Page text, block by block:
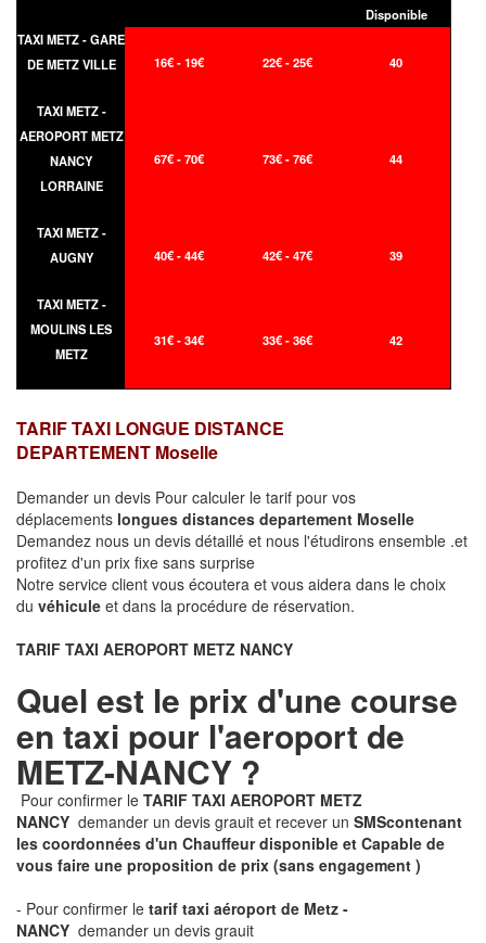
Disponible
TAXI METZ - GARE
DE METZ VILLE
16€ - 19€ 22€ - 25€ 40
TAXI METZ -
AEROPORT METZ
NANCY
LORRAINE
67€ - 70€ 73€ - 76€ 44
TAXI METZ -
AUGNY
40€ - 44€ 42€ - 47€ 39
TAXI METZ -
MOULINS LES
METZ
31€ - 34€ 33€ - 36€ 42
TARIF TAXI LONGUE DISTANCE
DEPARTEMENT Moselle
Demander un devis Pour calculer le tarif pour vos
déplacements longues distances departement Moselle
Demandez nous un devis détaillé et nous l'étudirons ensemble .et
profitez d'un prix fixe sans surprise
Notre service client vous écoutera et vous aidera dans le choix
du véhicule et dans la procédure de réservation.
TARIF TAXI AEROPORT METZ NANCY
Quel est le prix d'une course
en taxi pour l'aeroport de
METZ-NANCY ?
Pour confirmer le TARIF TAXI AEROPORT METZ
NANCY demander un devis grauit et recever un SMScontenant
les coordonnées d'un Chauffeur disponible et Capable de
vous faire une proposition de prix (sans engagement )
- Pour confirmer le tarif taxi aéroport de Metz -
NANCY demander un devis grauit